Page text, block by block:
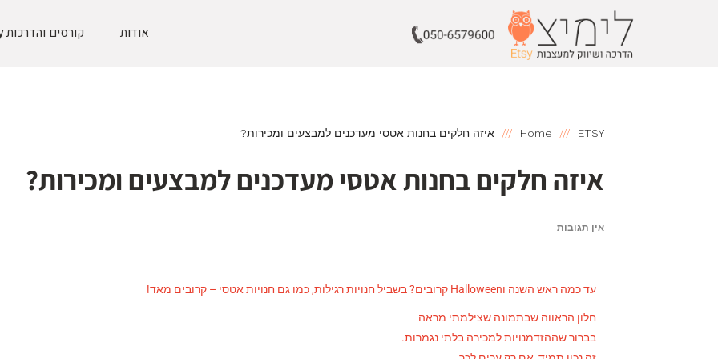
אודות קורסים והדרכות Etsy
Home ETSY איזה חלקים בחנות אטסי מעדכנים למבצעים ומכירות?
איזה חלקים בחנות אטסי מעדכנים למבצעים ומכירות?
אין תגובות
עד כמה ראש השנה וHalloween קרובים? בשביל חנויות רגילות, כמו גם חנויות אטסי – קרובים מאד!
חלון הראווה שבתמונה שצילמתי מראה
בברור שההזדמנויות למכירה בלתי נגמרות.